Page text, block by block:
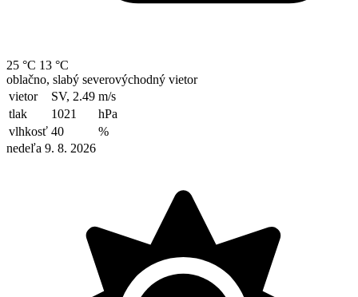
25 °C 13 °C
oblačno, slabý severovýchodný vietor
vietor
SV, 2.49 m/s
tlak
1021
hPa
vlhkosť 40
%
nedeľa 9. 8. 2026